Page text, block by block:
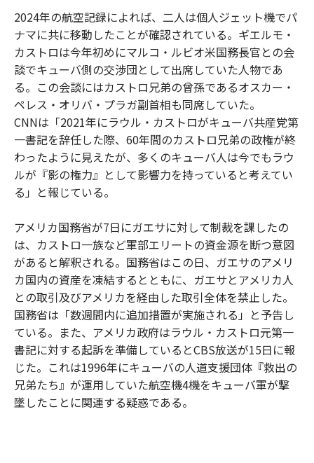
2024年の航空記録によれば、二人は個人ジェット機でパ
ナマに共に移動したことが確認されている。ギエルモ・
カストロは今年初めにマルコ・ルビオ米国務長官との会
談でキューバ側の交渉団として出席していた人物であ
る。この会談にはカストロ兄弟の曾孫であるオスカー・
ペレス・オリバ・プラガ副首相も同席していた。
CNNは「2021年にラウル・カストロがキューバ共産党第
一書記を辞任した際、60年間のカストロ兄弟の政権が終
わったように見えたが、多くのキューバ人は今でもラウ
ルが『影の権力』として影響力を持っていると考えてい
る」と報じている。
アメリカ国務省が7日にガエサに対して制裁を課したの
は、カストロ一族など軍部エリートの資金源を断つ意図
があると解釈される。国務省はこの日、ガエサのアメリ
カ国内の資産を凍結するとともに、ガエサとアメリカ人
との取引及びアメリカを経由した取引全体を禁止した。
国務省は「数週間内に追加措置が実施される」と予告し
ている。また、アメリカ政府はラウル・カストロ元第一
書記に対する起訴を準備しているとCBS放送が15日に報
じた。これは1996年にキューバの人道支援団体『救出の
兄弟たち』が運用していた航空機4機をキューバ軍が撃
墜したことに関連する疑惑である。